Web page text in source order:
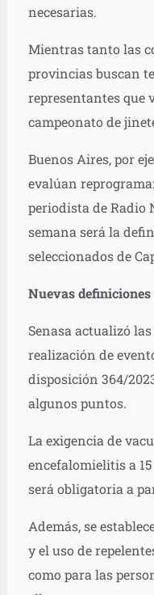
necesarias.
Mientras tanto las
provincias buscan
representantes que
campeonato de
Buenos Aires, por
evalúan
periodista de Radio
semana será la
seleccionados de
Nuevas definiciones
Senasa actualizó
realización de
disposición 364/
algunos puntos.
La exigencia de
encefalomielitis a
seráobligatoria a
Además, se
y el uso de
como para las